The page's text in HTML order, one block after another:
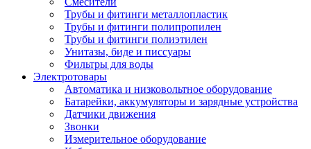
Трубы и фитинги металлопластик
Трубы и фитинги полипропилен
Трубы и фитинги полиэтилен
Унитазы, биде и писсуары
Фильтры для воды
Электротовары
Автоматика и низковольтное оборудование
Батарейки, аккумуляторы и зарядные устройства
Датчики движения
Звонки
Измерительное оборудование